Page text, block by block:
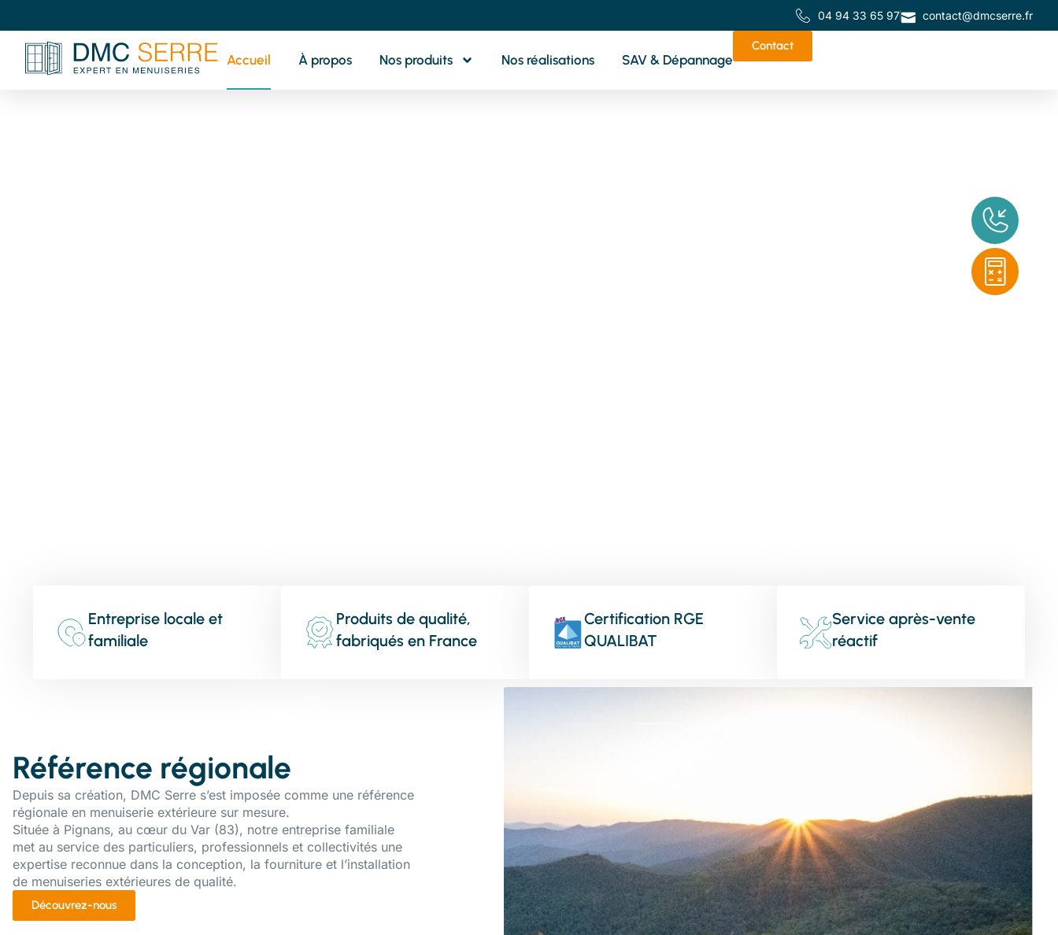
04 94 33 65 97 contact@dmcserre.fr
Accueil À propos Nos produits Nos réalisations SAV & Dépannage
Contact
Entreprise locale et
familiale
Produits de qualité,
fabriqués en France
Certification RGE
QUALIBAT
Service après-vente
réactif
Référence régionale
Depuis sa création, DMC Serre s’est imposée comme une référence
régionale en menuiserie extérieure sur mesure.
Située à Pignans, au cœur du Var (83), notre entreprise familiale
met au service des particuliers, professionnels et collectivités une
expertise reconnue dans la conception, la fourniture et l’installation
de menuiseries extérieures de qualité.
Découvrez-nous